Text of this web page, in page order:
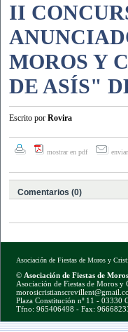
II
MOROS Y
DE ASÍS"
Escrito por Rovira
mostrar en pdf
Comentarios (0)
Asociación de Fiestas de Moros y
© Asociación de Fiestas de
Asociación de Fiestas de Moros y
Plaza Constitución nº 11 - 03330
Tfno: 965406498 - Fax: